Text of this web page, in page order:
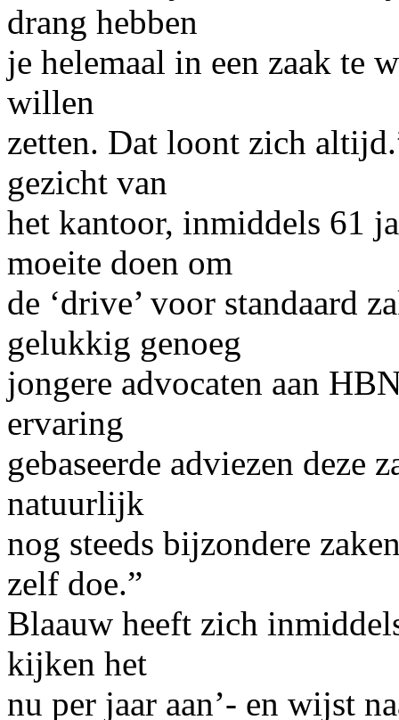
drang hebben
je helemaal in een zaak te
willen
zetten. Dat loont zich
gezicht van
het kantoor, inmiddels 61
moeite doen om
de ‘drive’ voor standaard
gelukkig genoeg
jongere advocaten aan
ervaring
gebaseerde adviezen deze
natuurlijk
nog steeds bijzondere
zelf doe.”
Blaauw heeft zich
kijken het
nu per jaar aan’- en wijst